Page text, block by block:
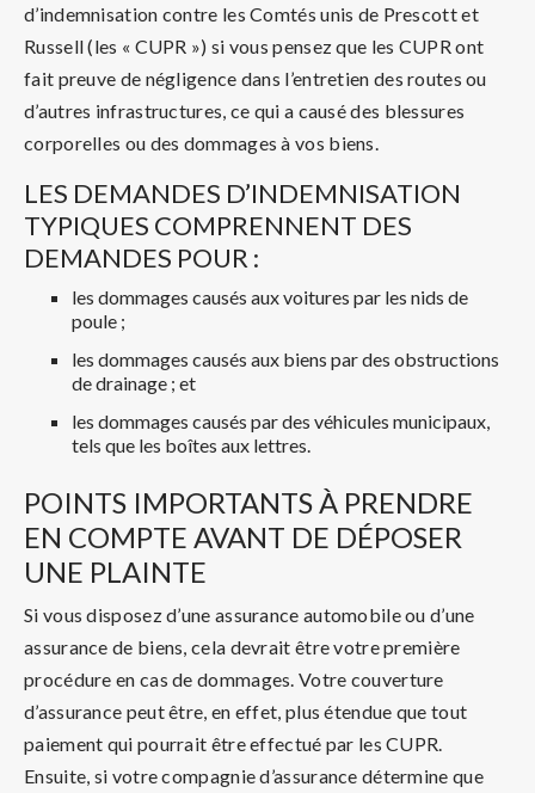
d’indemnisation contre les Comtés unis de Prescott et
Russell (les « CUPR ») si vous pensez que les CUPR ont
fait preuve de négligence dans l’entretien des routes ou
d’autres infrastructures, ce qui a causé des blessures
corporelles ou des dommages à vos biens.
LES DEMANDES D’INDEMNISATION
TYPIQUES COMPRENNENT DES
DEMANDES POUR :
les dommages causés aux voitures par les nids de
poule ;
les dommages causés aux biens par des obstructions
de drainage ; et
les dommages causés par des véhicules municipaux,
tels que les boîtes aux lettres.
POINTS IMPORTANTS À PRENDRE
EN COMPTE AVANT DE DÉPOSER
UNE PLAINTE
Si vous disposez d’une assurance automobile ou d’une
assurance de biens, cela devrait être votre première
procédure en cas de dommages. Votre couverture
d’assurance peut être, en effet, plus étendue que tout
paiement qui pourrait être effectué par les CUPR.
Ensuite, si votre compagnie d’assurance détermine que